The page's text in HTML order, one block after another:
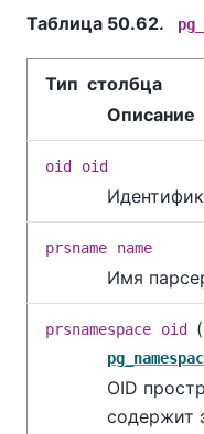
Таблица 50.62.
Тип столбца
Описание
oid oid
prsname name
Имя
prsnamespace oid
OID
содержит